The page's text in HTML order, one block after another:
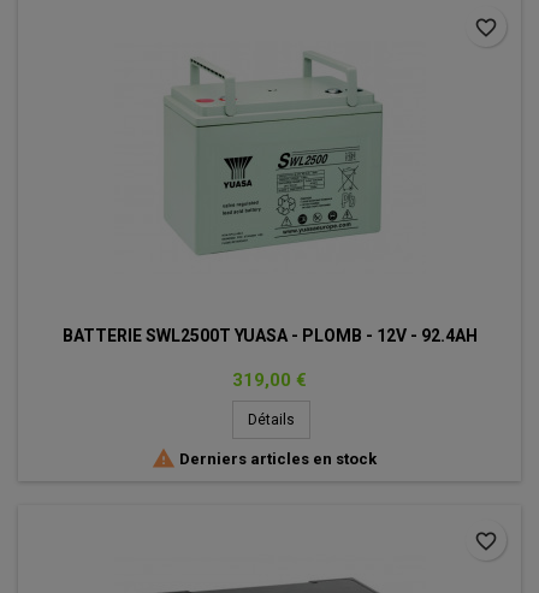
BATTERIE SWL2500T YUASA - PLOMB - 12V - 92.4AH
Prix
319,00 €
Détails
 Derniers articles en stock
favorite_border
favorite_border